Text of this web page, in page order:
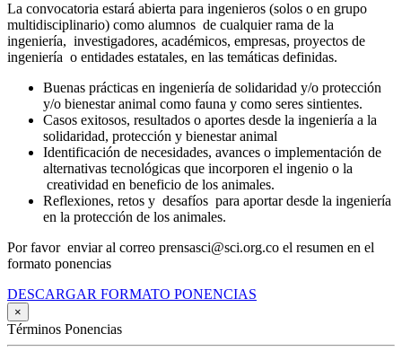
La convocatoria estará abierta para ingenieros (solos o en grupo
multidisciplinario) como alumnos de cualquier rama de la
ingeniería, investigadores, académicos, empresas, proyectos de
ingeniería o entidades estatales, en las temáticas definidas.
Buenas prácticas en ingeniería de solidaridad y/o protección
y/o bienestar animal como fauna y como seres sintientes.
Casos exitosos, resultados o aportes desde la ingeniería a la
solidaridad, protección y bienestar animal
Identificación de necesidades, avances o implementación de
alternativas tecnológicas que incorporen el ingenio o la
creatividad en beneficio de los animales.
Reflexiones, retos y desafíos para aportar desde la ingeniería
en la protección de los animales.
Por favor enviar al correo prensasci@sci.org.co el resumen en el
formato ponencias
DESCARGAR FORMATO PONENCIAS
×
Términos Ponencias